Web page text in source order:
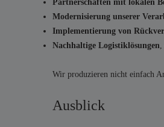
Partnerschaften mit lokalen
Modernisierung unserer
Implementierung von
Nachhaltige Logistiklösungen,
Wir produzieren nicht einfach
Ausblick